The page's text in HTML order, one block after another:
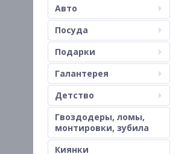
Авто
Посуда
Подарки
Галантерея
Детство
Гвоздодеры, ломы,
монтировки, зубила
Киянки